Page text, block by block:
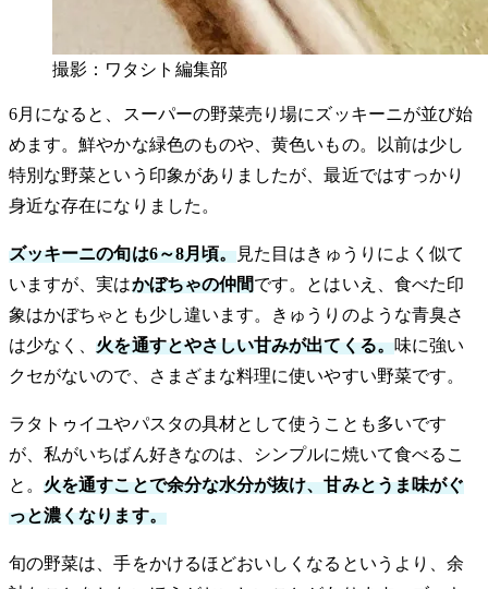
撮影：ワタシト編集部
6月になると、スーパーの野菜売り場にズッキーニが並び始
めます。鮮やかな緑色のものや、黄色いもの。以前は少し
特別な野菜という印象がありましたが、最近ではすっかり
身近な存在になりました。
ズッキーニの旬は6～8月頃。見た目はきゅうりによく似て
いますが、実はかぼちゃの仲間です。とはいえ、食べた印
象はかぼちゃとも少し違います。きゅうりのような青臭さ
は少なく、火を通すとやさしい甘みが出てくる。味に強い
クセがないので、さまざまな料理に使いやすい野菜です。
ラタトゥイユやパスタの具材として使うことも多いです
が、私がいちばん好きなのは、シンプルに焼いて食べるこ
と。火を通すことで余分な水分が抜け、甘みとうま味がぐ
っと濃くなります。
旬の野菜は、手をかけるほどおいしくなるというより、余